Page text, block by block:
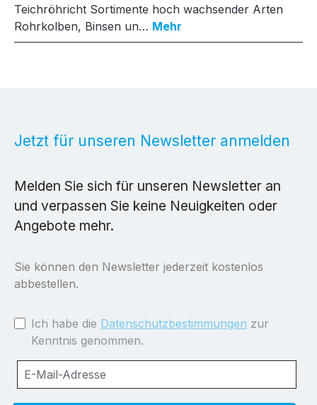
Teichröhricht Sortimente hoch wachsender Arten
Rohrkolben, Binsen un… Mehr
Jetzt für unseren Newsletter anmelden
Melden Sie sich für unseren Newsletter an
und verpassen Sie keine Neuigkeiten oder
Angebote mehr.
Sie können den Newsletter jederzeit kostenlos
abbestellen.
Ich habe die Datenschutzbestimmungen zur
Kenntnis genommen.